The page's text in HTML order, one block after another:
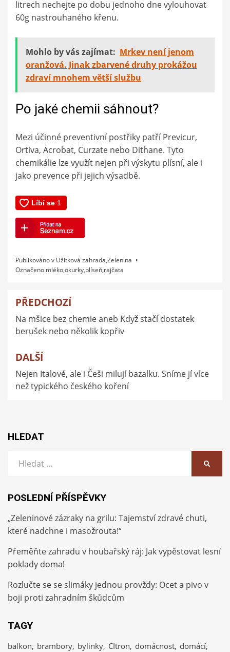
litrech nechejte po dobu jednoho dne vylouhovat
60g nastrouhaného křenu.
Mohlo by vás zajímat: Mrkev není jenom
oranžová. Jinak zbarvené druhy prokážou
zdraví mnohem větší službu
Po jaké chemii sáhnout?
Mezi účinné preventivní postřiky patří Previcur,
Ortiva, Acrobat, Curzate nebo Dithane. Tyto
chemikálie lze využít nejen při výskytu plísní, ale i
jako prevence při jejich výsadbě.
Publikováno v Užitková zahrada,Zelenina
Označeno mléko,okurky,plíseň,rajčata
Navigace
pro
příspěvek
PŘEDCHOZÍ
Na mšice bez chemie aneb Když stačí dostatek
berušek nebo několik kopřiv
DALŠÍ
Nejen Italové, ale i Češi milují bazalku. Sníme jí více
než typického českého koření
HLEDAT
POSLEDNÍ PŘÍSPĚVKY
„Zeleninové zázraky na grilu: Tajemství zdravé chuti,
které nadchne i masožrouta!“
Přeměňte zahradu v houbařský ráj: Jak vypěstovat lesní
poklady doma!
Rozlučte se se slimáky jednou provždy: Ocet a pivo v
boji proti zahradním škůdcům
TAGY
balkon brambory bylinky CItron domácnost domácí